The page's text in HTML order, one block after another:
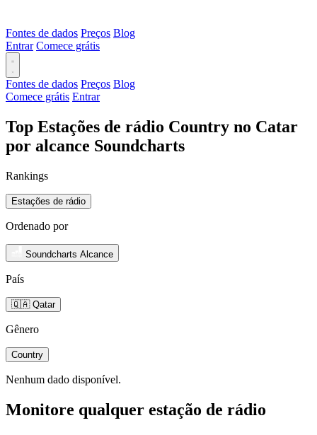
Fontes de dados Preços Blog
Entrar Comece grátis
Fontes de dados Preços Blog
Comece grátis Entrar
Top Estações de rádio Country no Catar
por alcance Soundcharts
Rankings
Estações de rádio
Ordenado por
Soundcharts Alcance
País
🇶🇦 Qatar
Gênero
Country
Nenhum dado disponível.
Monitore qualquer estação de rádio